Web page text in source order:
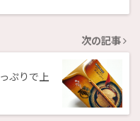
次の記事
ぷりで上